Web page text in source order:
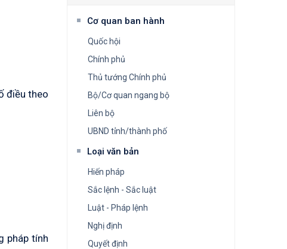
điều theo
pháp tính
Cơ quan ban hành
Quốc hội
Chính phủ
Thủ tướng Chính phủ
Bộ/Cơ quan ngang bộ
Liên bộ
UBND tỉnh/thành phố
Loại văn bản
Hiến pháp
Sắc lệnh - Sắc luật
Luật - Pháp lệnh
Nghị định
Quyết định